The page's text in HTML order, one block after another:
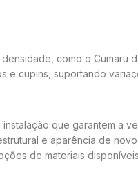
como o Cumaru
cupins, suportando
que garantem a
e aparência de
de materiais